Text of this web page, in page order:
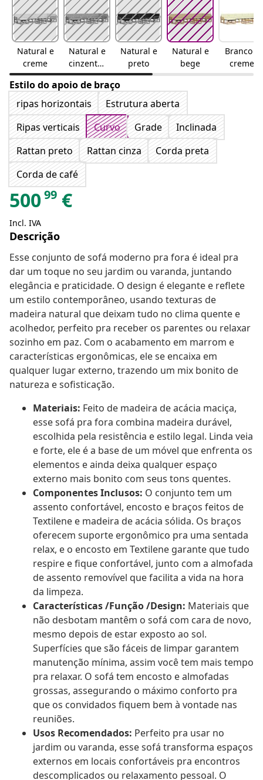
Natural e
creme
Natural e
cinzento-
claro
Natural e
preto
Natural e
bege
Branco e
creme
Estilo do apoio de braço
ripas horizontais
Estrutura aberta
Ripas verticais
Curvo Grade
Inclinada
Rattan preto
Rattan cinza
Corda preta
Corda de café
50099 €
Incl. IVA
Descrição
Esse conjunto de sofá moderno pra fora é ideal pra
dar um toque no seu jardim ou varanda, juntando
elegância e praticidade. O design é elegante e reflete
um estilo contemporâneo, usando texturas de
madeira natural que deixam tudo no clima quente e
acolhedor, perfeito pra receber os parentes ou relaxar
sozinho em paz. Com o acabamento em marrom e
características ergonômicas, ele se encaixa em
qualquer lugar externo, trazendo um mix bonito de
natureza e sofisticação.
Materiais: Feito de madeira de acácia maciça,
esse sofá pra fora combina madeira durável,
escolhida pela resistência e estilo legal. Linda veia
e forte, ele é a base de um móvel que enfrenta os
elementos e ainda deixa qualquer espaço
externo mais bonito com seus tons quentes.
Componentes Inclusos: O conjunto tem um
assento confortável, encosto e braços feitos de
Textilene e madeira de acácia sólida. Os braços
oferecem suporte ergonômico pra uma sentada
relax, e o encosto em Textilene garante que tudo
respire e fique confortável, junto com a almofada
de assento removível que facilita a vida na hora
da limpeza.
Características /Função /Design: Materiais que
não desbotam mantêm o sofá com cara de novo,
mesmo depois de estar exposto ao sol.
Superfícies que são fáceis de limpar garantem
manutenção mínima, assim você tem mais tempo
pra relaxar. O sofá tem encosto e almofadas
grossas, assegurando o máximo conforto pra
que os convidados fiquem bem à vontade nas
reuniões.
Usos Recomendados: Perfeito pra usar no
jardim ou varanda, esse sofá transforma espaços
externos em locais confortáveis pra encontros
descomplicados ou relaxamento pessoal. O